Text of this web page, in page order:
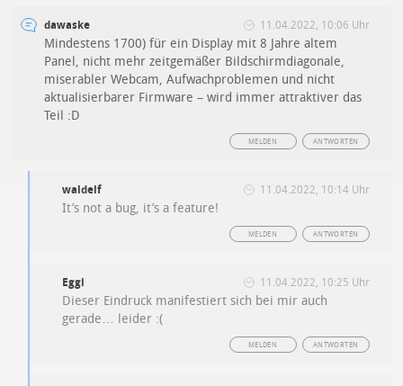
dawaske 11.04.2022, 10:06 Uhr
Mindestens 1700) für ein Display mit 8 Jahre altem
Panel, nicht mehr zeitgemäßer Bildschirmdiagonale,
miserabler Webcam, Aufwachproblemen und nicht
aktualisierbarer Firmware – wird immer attraktiver das
Teil :D
ANTWORTEN
MELDEN
waldelf 11.04.2022, 10:14 Uhr
It’s not a bug, it’s a feature!
ANTWORTEN
MELDEN
Eggi 11.04.2022, 10:25 Uhr
Dieser Eindruck manifestiert sich bei mir auch
gerade… leider :(
ANTWORTEN
MELDEN